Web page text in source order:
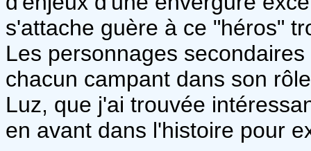
s'attache guère à ce "héros"
Les personnages
chacun campant dans son
Luz, que j'ai trouvée
en avant dans l'histoire pour